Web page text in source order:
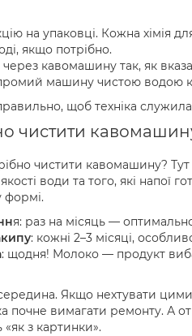
на упаковці. Кожна хімія
якщо потрібно.
кавомашину так, як
машину чистою водою
щоб техніка
чистити
чистити кавомашину? Тут
води та того, які напої
формі.
я: раз на місяць —
: кожні 2–3 місяці,
: щодня! Молоко — продукт
Якщо нехтувати
почне вимагати ремонту. А
з картинки».